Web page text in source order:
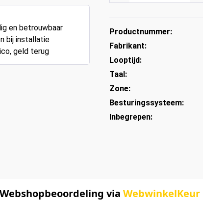
en betrouwbaar
bij installatie
geld terug
Productnummer:
Fabrikant:
Looptijd:
Taal:
Zone:
Besturingssysteem:
Inbegrepen:
Webshopbeoordeling via WebwinkelKeur